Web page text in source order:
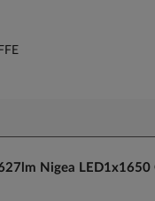
Nigea LED1x1650